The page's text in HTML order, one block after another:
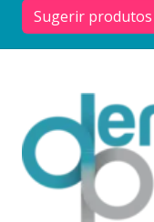
Sugerir produtos